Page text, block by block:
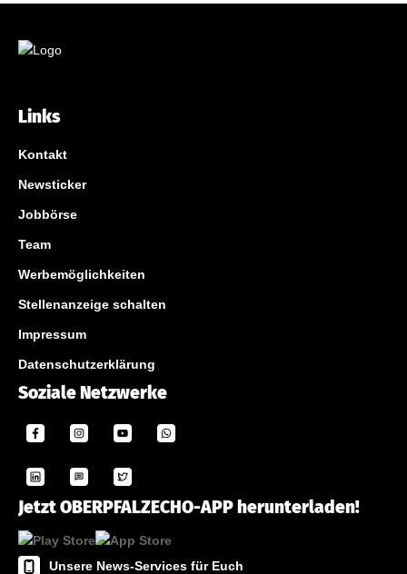
Links
Kontakt
Newsticker
Jobbörse
Team
Werbemöglichkeiten
Stellenanzeige schalten
Impressum
Datenschutzerklärung
Soziale Netzwerke
Jetzt OBERPFALZECHO-APP herunterladen!
Unsere News-Services für Euch